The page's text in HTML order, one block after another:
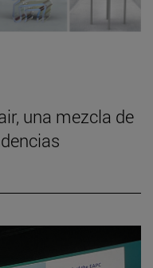
una mezcla de